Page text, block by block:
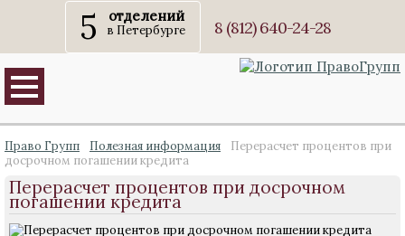
5 отделений
в Петербурге 8 (812) 640-24-28
Право Групп Полезная информация
Перерасчет процентов при
досрочном погашении кредита
Перерасчет процентов при досрочном
погашении кредита